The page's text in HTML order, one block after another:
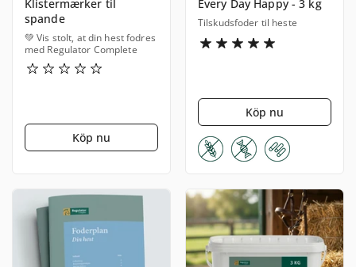
Klistermærker til
spande
💚 Vis stolt, at din hest fodres
med Regulator Complete
Köp nu
Every Day Happy - 3 kg
Tilskudsfoder til heste
Köp nu